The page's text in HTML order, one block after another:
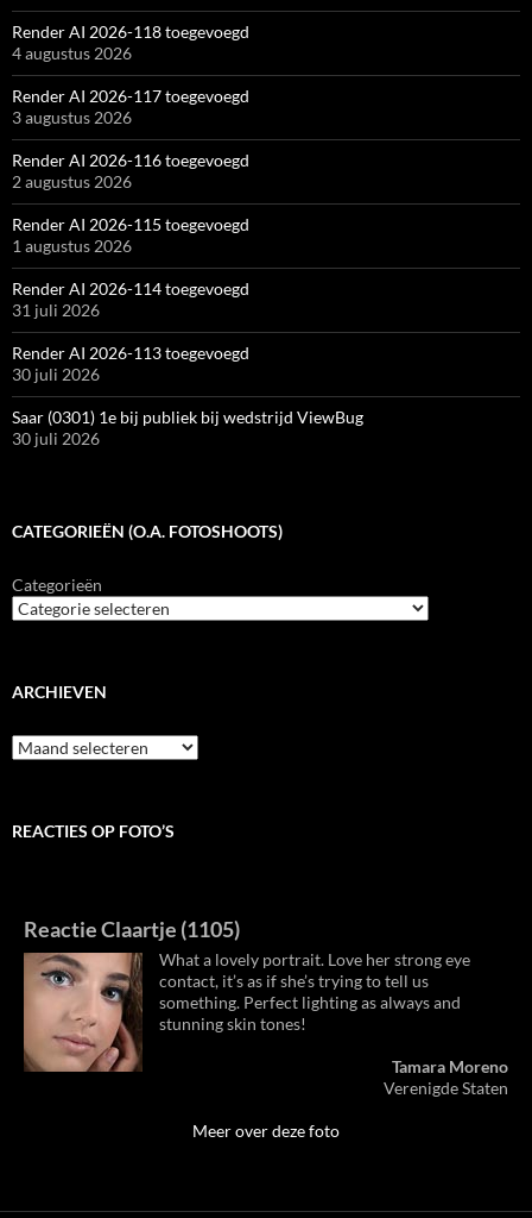
Render AI 2026-118 toegevoegd
4 augustus 2026
Render AI 2026-117 toegevoegd
3 augustus 2026
Render AI 2026-116 toegevoegd
2 augustus 2026
Render AI 2026-115 toegevoegd
1 augustus 2026
Render AI 2026-114 toegevoegd
31 juli 2026
Render AI 2026-113 toegevoegd
30 juli 2026
Saar (0301) 1e bij publiek bij wedstrijd ViewBug
30 juli 2026
CATEGORIEËN (O.A. FOTOSHOOTS)
Categorieën
ARCHIEVEN
Archieven
REACTIES OP FOTO’S
Reactie Claartje (1105)
What a lovely portrait. Love her strong eye
contact, it’s as if she’s trying to tell us
something. Perfect lighting as always and
stunning skin tones!
Tamara Moreno
Verenigde Staten
Meer over deze foto